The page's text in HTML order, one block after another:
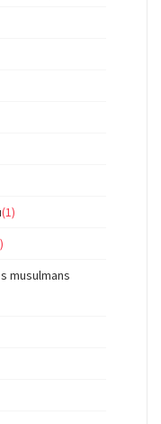
(1)
musulmans